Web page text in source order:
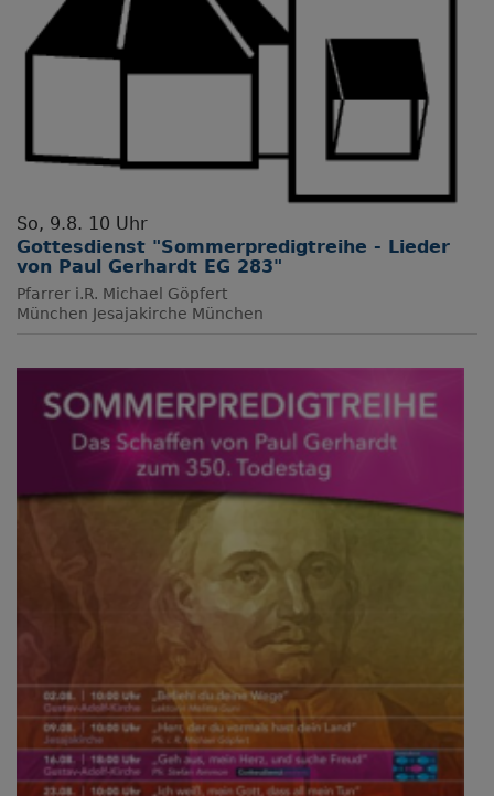
So, 9.8. 10 Uhr
Gottesdienst "Sommerpredigtreihe - Lieder
von Paul Gerhardt EG 283"
Pfarrer i.R. Michael Göpfert
München Jesajakirche München